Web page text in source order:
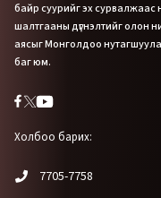
байр суурийг эх сурвалжаас
шалтгааны дүгнэлтийг олон
аясыг Монголдоо
баг юм.
Холбоо барих:
7705-7758